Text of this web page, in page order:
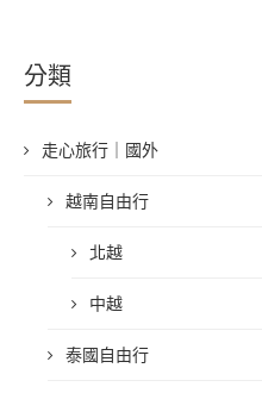
分類
走心旅行｜國外
越南自由行
北越
中越
泰國自由行